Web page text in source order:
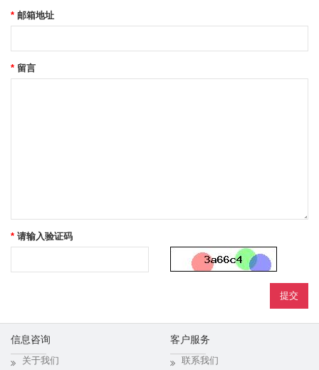
邮箱地址
留言
请输入验证码
信息咨询
关于我们
客户服务
联系我们